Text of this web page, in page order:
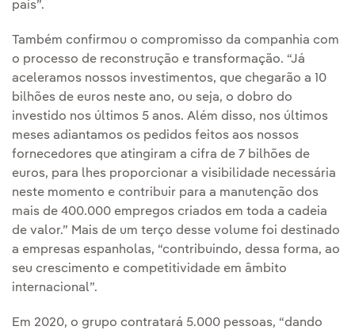
país”.
Também confirmou o compromisso da companhia com
o processo de reconstrução e transformação. “Já
aceleramos nossos investimentos, que chegarão a 10
bilhões de euros neste ano, ou seja, o dobro do
investido nos últimos 5 anos. Além disso, nos últimos
meses adiantamos os pedidos feitos aos nossos
fornecedores que atingiram a cifra de 7 bilhões de
euros, para lhes proporcionar a visibilidade necessária
neste momento e contribuir para a manutenção dos
mais de 400.000 empregos criados em toda a cadeia
de valor.” Mais de um terço desse volume foi destinado
a empresas espanholas, “contribuindo, dessa forma, ao
seu crescimento e competitividade em âmbito
internacional”.
Em 2020, o grupo contratará 5.000 pessoas, “dando